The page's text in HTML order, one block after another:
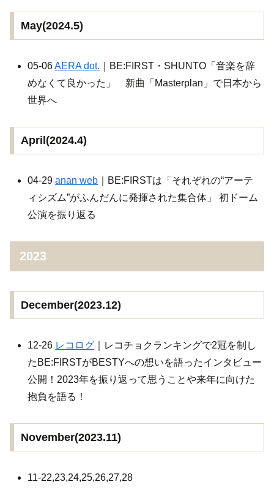
May(2024.5)
05-06AERA dot. ｜BE:FIRST・SHUNTO「音楽を辞
めなくて良かった」 新曲「Masterplan」で日本から
世界へ
April(2024.4)
04-29anan web ｜BE:FIRSTは「それぞれの“アーテ
ィシズム”がふんだんに発揮された集合体」 初ドーム
公演を振り返る
2023
December(2023.12)
12-26 レコログ ｜レコチョクランキングで2冠を制し
たBE:FIRSTがBESTYへの想いを語ったインタビュー
公開！2023年を振り返って思うことや来年に向けた
抱負を語る！
November(2023.11)
11-22,23,24,25,26,27,28